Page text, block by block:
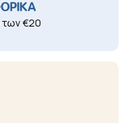
των €20